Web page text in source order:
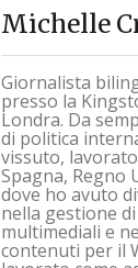
Michelle
Giornalista
presso la
Londra. Da
di politica
vissuto,
Spagna, Regno
dove ho avuto
nella gestione
multimediali e
contenuti per il